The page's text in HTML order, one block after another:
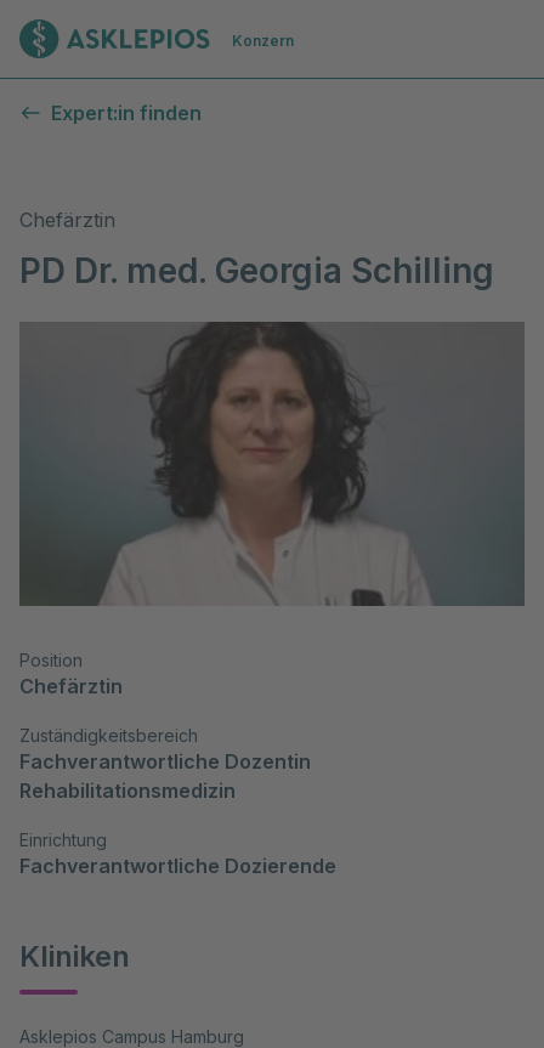
Zur Startseite
Konzern
Expert:in finden
Chefärztin
PD Dr. med. Georgia Schilling
Position
Chefärztin
Zuständigkeitsbereich
Fachverantwortliche Dozentin
Rehabilitationsmedizin
Einrichtung
Fachverantwortliche Dozierende
Kliniken
Asklepios Campus Hamburg